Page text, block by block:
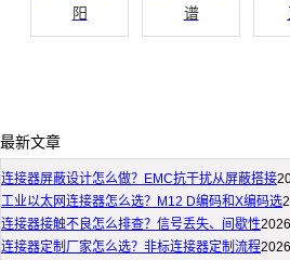
阳
谱
最新文章
连接器屏蔽设计怎么做？EMC抗干扰从屏蔽搭接
工业以太网连接器怎么选？M12 D编码和X编码选
连接器接触不良怎么排查？信号丢失、间歇性
连接器定制厂家怎么选？非标连接器定制流程